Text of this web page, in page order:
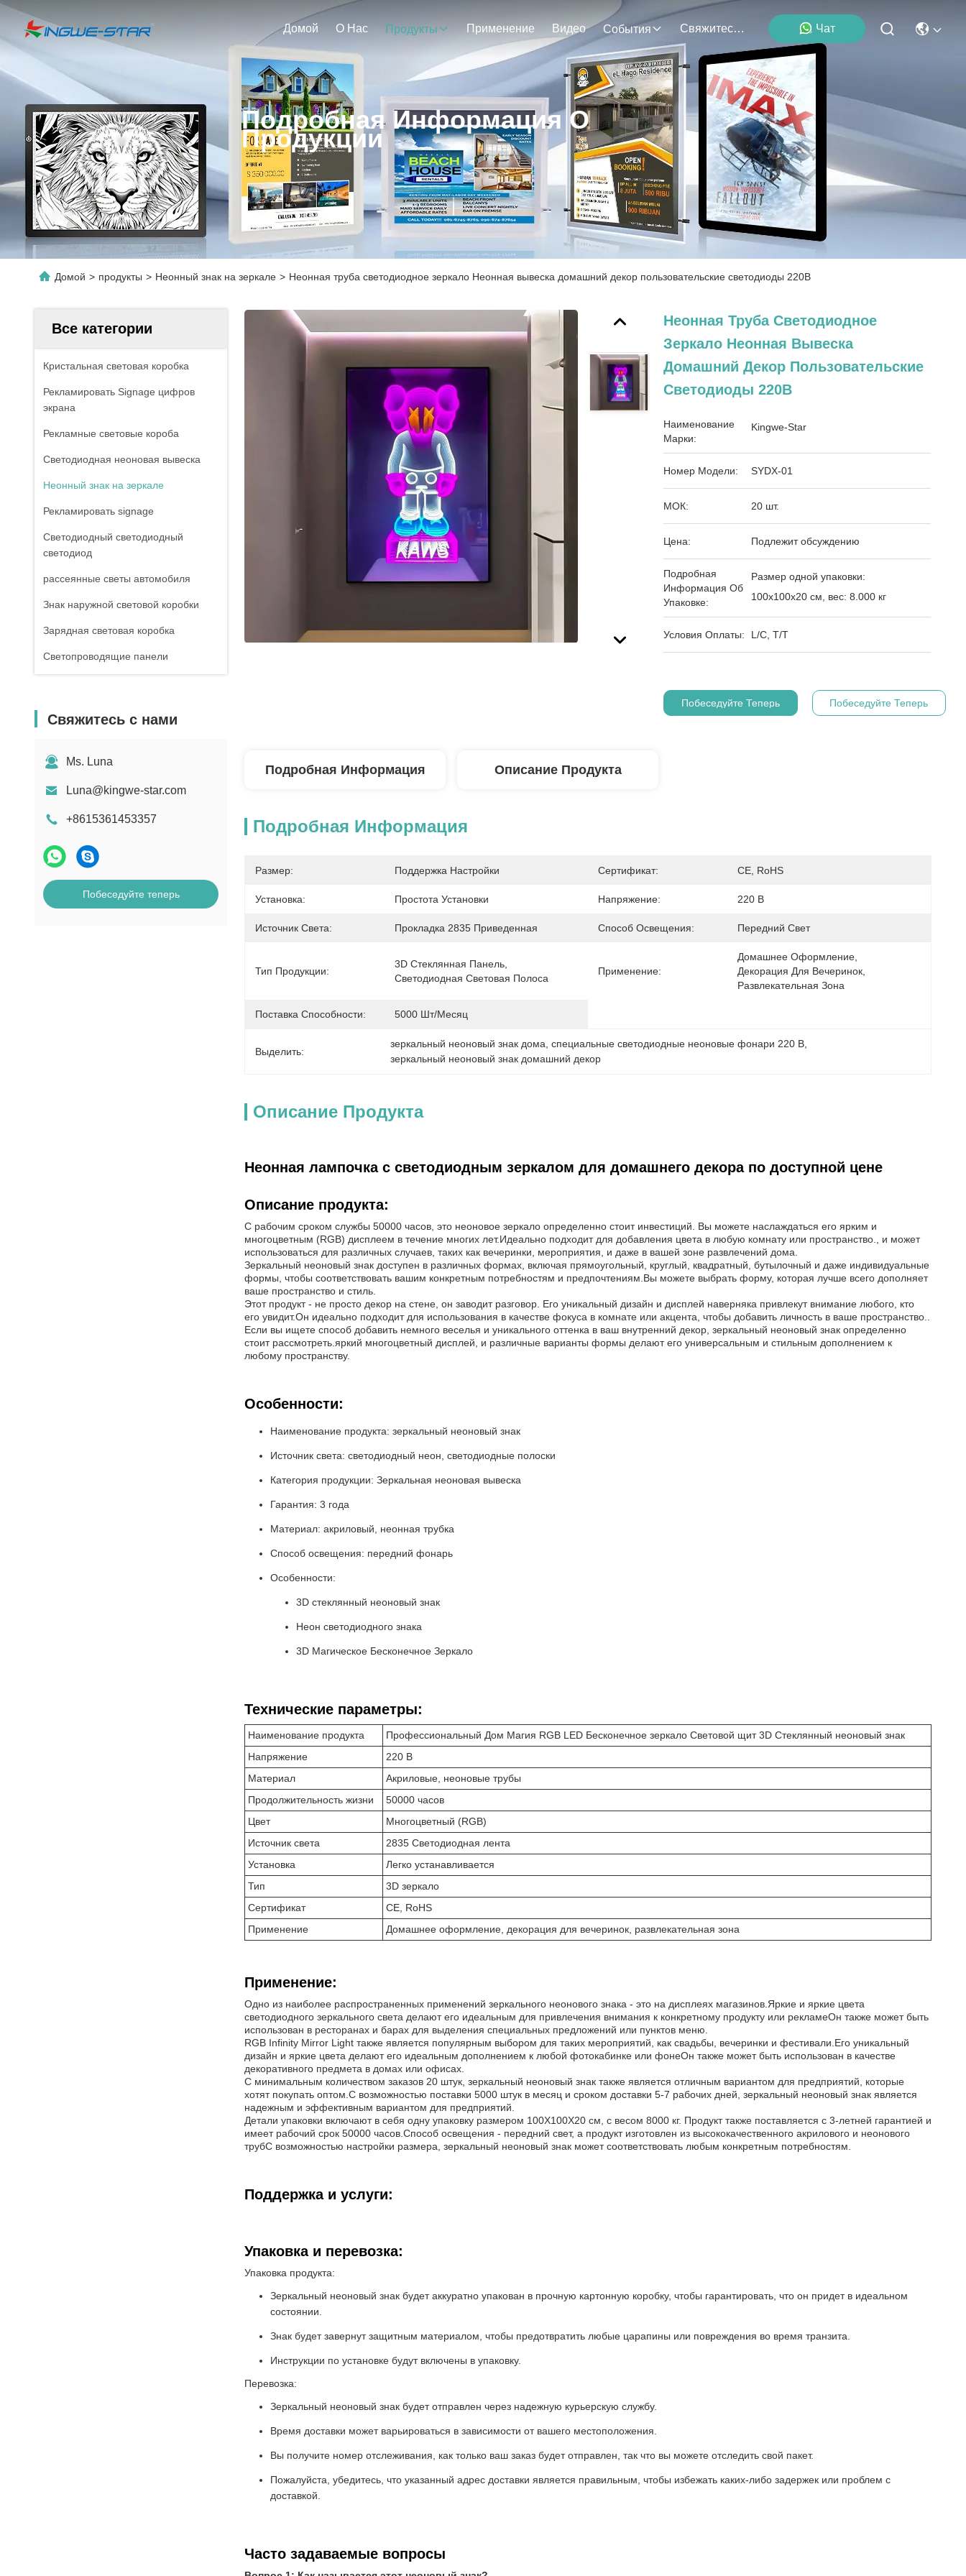
Домой О Нас Продукты Применение Видео События Свяжитесь С Нами Чат
Подробная Информация О
Продукции
Домой > продукты > Неонный знак на зеркале > Неонная труба светодиодное зеркало Неонная вывеска домашний декор пользовательские светодиоды 220В
Все категории
Кристальная световая коробка
Рекламировать Signage цифров
экрана
Рекламные световые короба
Светодиодная неоновая вывеска
Неонный знак на зеркале
Рекламировать signage
Светодиодный светодиодный
светодиод
рассеянные светы автомобиля
Знак наружной световой коробки
Зарядная световая коробка
Светопроводящие панели
Свяжитесь с нами
Ms. Luna
Luna@kingwe-star.com
+8615361453357
Побеседуйте теперь
Неонная Труба Светодиодное
Зеркало Неонная Вывеска
Домашний Декор Пользовательские
Светодиоды 220В
Наименование
Марки:
Kingwe-Star
Номер Модели: SYDX-01
МОК: 20 шт.
Цена: Подлежит обсуждению
Подробная
Информация Об
Упаковке:
Размер одной упаковки:
100х100х20 см, вес: 8.000 кг
Условия Оплаты: L/C, T/T
Побеседуйте Теперь Побеседуйте Теперь
Подробная Информация Описание Продукта
Подробная Информация
Размер: Поддержка Настройки Сертификат: CE, RoHS
Установка: Простота Установки Напряжение: 220 В
Источник Света: Прокладка 2835 Приведенная Способ Освещения: Передний Свет
Тип Продукции:
3D Стеклянная Панель,
Светодиодная Световая Полоса
Применение:
Домашнее Оформление,
Декорация Для Вечеринок,
Развлекательная Зона
Поставка Способности: 5000 Шт/месяц
Выделить:
зеркальный неоновый знак дома , специальные светодиодные неоновые фонари 220 В
зеркальный неоновый знак домашний декор
Описание Продукта
Неонная лампочка с светодиодным зеркалом для домашнего декора по доступной цене
Описание продукта:
С рабочим сроком службы 50000 часов, это неоновое зеркало определенно стоит инвестиций. Вы можете наслаждаться его ярким и
многоцветным (RGB) дисплеем в течение многих лет.Идеально подходит для добавления цвета в любую комнату или пространство., и может
использоваться для различных случаев, таких как вечеринки, мероприятия, и даже в вашей зоне развлечений дома.
Зеркальный неоновый знак доступен в различных формах, включая прямоугольный, круглый, квадратный, бутылочный и даже индивидуальные
формы, чтобы соответствовать вашим конкретным потребностям и предпочтениям.Вы можете выбрать форму, которая лучше всего дополняет
ваше пространство и стиль.
Этот продукт - не просто декор на стене, он заводит разговор. Его уникальный дизайн и дисплей наверняка привлекут внимание любого, кто
его увидит.Он идеально подходит для использования в качестве фокуса в комнате или акцента, чтобы добавить личность в ваше пространство..
Если вы ищете способ добавить немного веселья и уникального оттенка в ваш внутренний декор, зеркальный неоновый знак определенно
стоит рассмотреть.яркий многоцветный дисплей, и различные варианты формы делают его универсальным и стильным дополнением к
любому пространству.
Особенности:
Наименование продукта: зеркальный неоновый знак
Источник света: светодиодный неон, светодиодные полоски
Категория продукции: Зеркальная неоновая вывеска
Гарантия: 3 года
Материал: акриловый, неонная трубка
Способ освещения: передний фонарь
Особенности:
3D стеклянный неоновый знак
Неон светодиодного знака
3D Магическое Бесконечное Зеркало
Технические параметры:
Наименование продукта
Профессиональный Дом Магия RGB LED Бесконечное зеркало Световой щит 3D Стеклянный неоновый знак
Напряжение
220 В
Материал
Акриловые, неоновые трубы
Продолжительность жизни
50000 часов
Цвет
Многоцветный (RGB)
Источник света
2835 Светодиодная лента
Установка
Легко устанавливается
Тип
3D зеркало
Сертификат
CE, RoHS
Применение
Домашнее оформление, декорация для вечеринок, развлекательная зона
Применение:
Одно из наиболее распространенных применений зеркального неонового знака - это на дисплеях магазинов.Яркие и яркие цвета
светодиодного зеркального света делают его идеальным для привлечения внимания к конкретному продукту или рекламеОн также может быть
использован в ресторанах и барах для выделения специальных предложений или пунктов меню.
RGB Infinity Mirror Light также является популярным выбором для таких мероприятий, как свадьбы, вечеринки и фестивали.Его уникальный
дизайн и яркие цвета делают его идеальным дополнением к любой фотокабинке или фонеОн также может быть использован в качестве
декоративного предмета в домах или офисах.
С минимальным количеством заказов 20 штук, зеркальный неоновый знак также является отличным вариантом для предприятий, которые
хотят покупать оптом.С возможностью поставки 5000 штук в месяц и сроком доставки 5-7 рабочих дней, зеркальный неоновый знак является
надежным и эффективным вариантом для предприятий.
Детали упаковки включают в себя одну упаковку размером 100X100X20 см, с весом 8000 кг. Продукт также поставляется с 3-летней гарантией и
имеет рабочий срок 50000 часов.Способ освещения - передний свет, а продукт изготовлен из высококачественного акрилового и неонового
трубС возможностью настройки размера, зеркальный неоновый знак может соответствовать любым конкретным потребностям.
Поддержка и услуги:
Упаковка и перевозка:
Упаковка продукта:
Зеркальный неоновый знак будет аккуратно упакован в прочную картонную коробку, чтобы гарантировать, что он придет в идеальном
состоянии.
Знак будет завернут защитным материалом, чтобы предотвратить любые царапины или повреждения во время транзита.
Инструкции по установке будут включены в упаковку.
Перевозка:
Зеркальный неоновый знак будет отправлен через надежную курьерскую службу.
Время доставки может варьироваться в зависимости от вашего местоположения.
Вы получите номер отслеживания, как только ваш заказ будет отправлен, так что вы можете отследить свой пакет.
Пожалуйста, убедитесь, что указанный адрес доставки является правильным, чтобы избежать каких-либо задержек или проблем с
доставкой.
Часто задаваемые вопросы